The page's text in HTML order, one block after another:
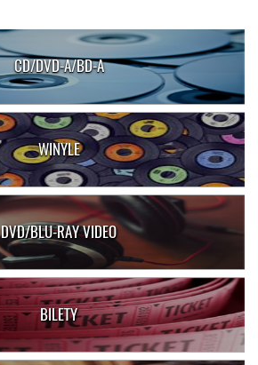
CD/DVD-A/BD-A
WINYLE
DVD/BLU-RAY VIDEO
BILETY